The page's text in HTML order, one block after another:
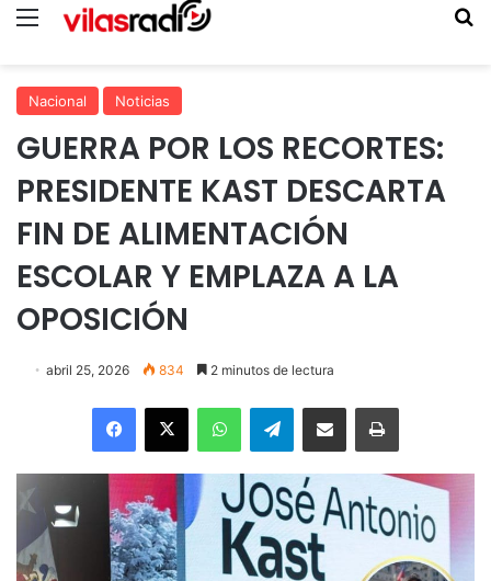
Menú
Nacional Noticias
GUERRA POR LOS RECORTES:
PRESIDENTE KAST DESCARTA
FIN DE ALIMENTACIÓN
ESCOLAR Y EMPLAZA A LA
OPOSICIÓN
abril 25, 2026 834 2 minutos de lectura
Facebook
X WhatsAppTelegramEnviar vía email Imprimir